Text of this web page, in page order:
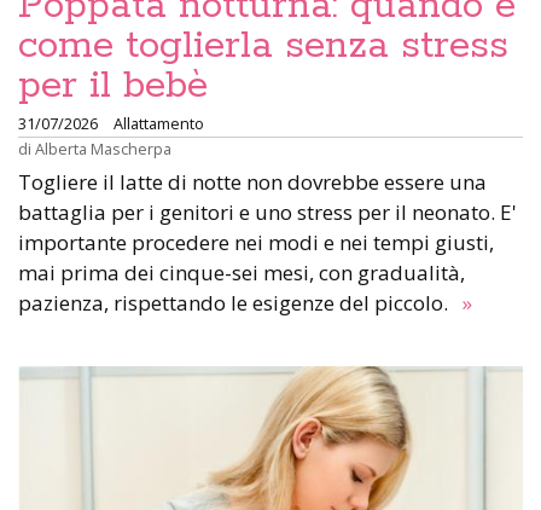
come toglierla senza stress
per il bebè
31/07/2026
Allattamento
di Alberta Mascherpa
Togliere il latte di notte non dovrebbe essere una
battaglia per i genitori e uno stress per il neonato. E'
importante procedere nei modi e nei tempi giusti,
mai prima dei cinque-sei mesi, con gradualità,
pazienza, rispettando le esigenze del piccolo. »